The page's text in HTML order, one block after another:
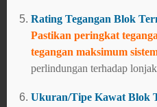
Rating Tegangan Blok
Pastikan peringkat
tegangan maksimum
perlindungan terhadap
Ukuran/Tipe Kawat Blok